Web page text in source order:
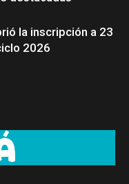
la inscripción a 23
2026